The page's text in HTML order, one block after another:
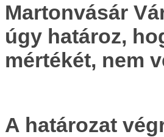
Martonvásár
úgy határoz,
mértékét, nem
A határozat